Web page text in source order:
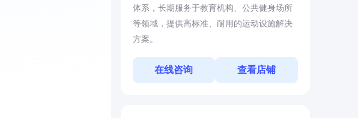
体系，长期服务于教育机构、公共健身场所
等领域，提供高标准、耐用的运动设施解决
方案。
在线咨询 查看店铺